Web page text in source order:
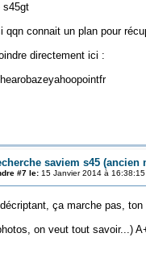
s45gt
qqn connait un plan pour
directement ici :
saviem s45 (ancien
#7 le:15 Janvier 2014 à 16:38:15
ça marche pas, ton
on veut tout savoir...)